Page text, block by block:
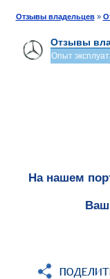
Отзывы владельцев»
Отзывы
Опыт
На нашем
Ваш